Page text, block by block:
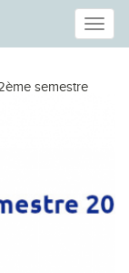
Toggle
semestre